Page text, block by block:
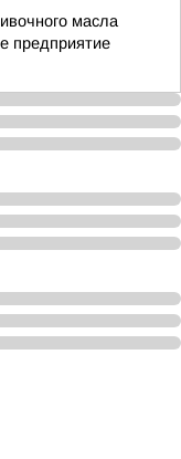
масла
предприятие